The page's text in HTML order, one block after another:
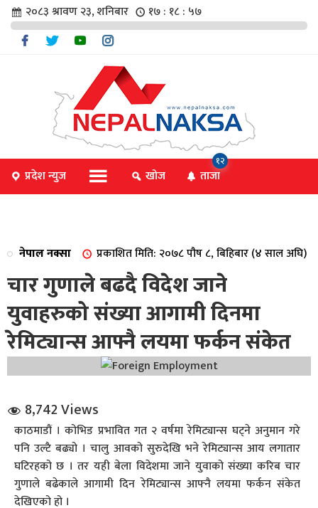
संवाद
२०८३ श्रावण २३, शनिबार १७ : १८ : ५८
प्रदेश न्युज खोज ताजा
१२
नेपाल नक्सा प्रकाशित मिति: २०७८ पौष ८, बिहिबार (४ साल अघि)
चार गुणाले बढदै विदेश जाने
युवाहरुको संख्या आगामी दिनमा
रेमिट्यान्स आफ्नै लयमा फर्कन संकेत
8,742 Views
काठमाडौं । कोभिड प्रभावित गत २ वर्षमा रेमिट्यान्स घट्ने अनुमान गरे
पनि उल्टै बढ्यो । चालु आवको सुरुदेखि भने रेमिट्यान्स आय लगातार
घटिरहको छ । तर यही बेला विदेशमा जाने युवाको संख्या करिब चार
गुणाले बढेकाले आगामी दिन रेमिट्यान्स आफ्नै लयमा फर्कन संकेत
देखिएको हो ।